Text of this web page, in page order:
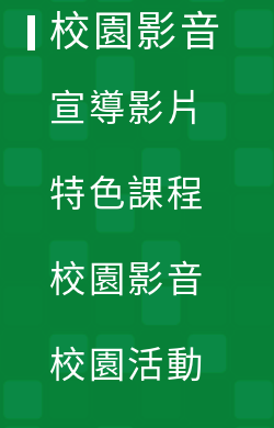
校園影音
宣導影片
特色課程
校園影音
校園活動